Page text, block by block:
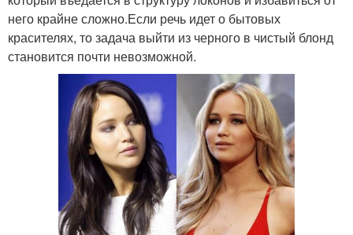
него крайне сложно.Если речь идет о бытовых
красителях, то задача выйти из черного в чистый блонд
становится почти невозможной.